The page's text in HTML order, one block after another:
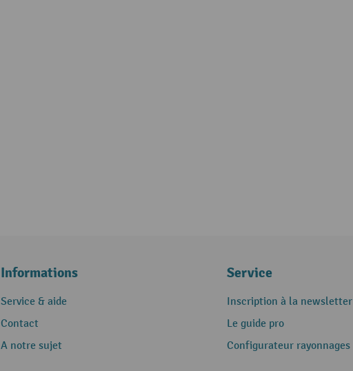
Informations
Service & aide
Contact
A notre sujet
Service
Inscription à la newsletter
Le guide pro
Configurateur rayonnages